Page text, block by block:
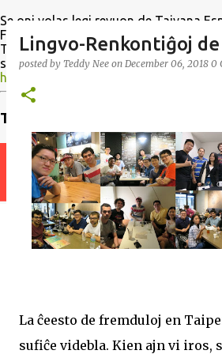
Se oni volas legi revuon de Tajvana
Formoza Folio, jen sed la retejo ne
Tajvana Esperantisto. Kaj se oni volus
sendi mesaĝon al mi. Ni ĉiam bezonas
https://www.bitarkivo.org/gazetoj/
Trovu instruiston
Lingvo-Renkontiĝoj
posted by Teddy Nee on December 06, 2018 0
La ĉeesto de fremduloj en
sufiĉe videbla. Kien ajn vi iros,